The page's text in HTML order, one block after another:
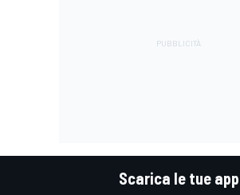
Scarica le tue app